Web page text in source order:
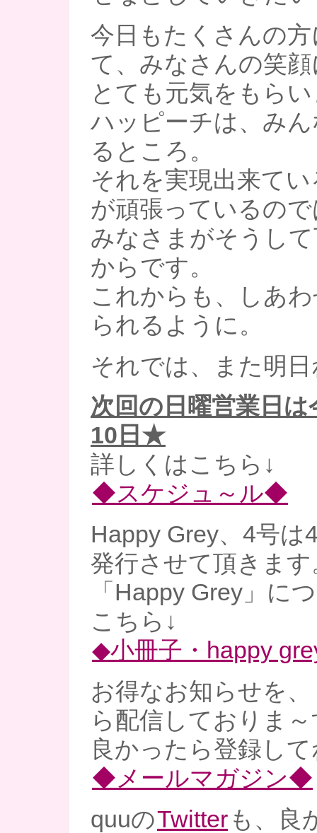
今日もたくさんの
て、みなさんの笑
とても元気をもら
ハッピーチは、み
るところ。
それを実現出来て
が頑張っているの
みなさまがそうし
からです。
これからも、しあ
られるように。
それでは、また明
次回の日曜営業日は
10日★
詳しくはこちら↓
◆スケジュ～ル◆
Happy Grey、4号は
発行させて頂きます
「Happy Grey」に
こちら↓
◆小冊子・happy
お得なお知らせを
ら配信しておりま～
良かったら登録して
◆メールマガジン◆
quuのTwitter も、良